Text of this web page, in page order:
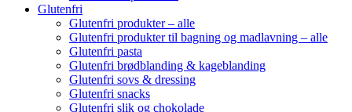
Glutenfri
Glutenfri produkter – alle
Glutenfri produkter til bagning og madlavning – alle
Glutenfri pasta
Glutenfri brødblanding & kageblanding
Glutenfri sovs & dressing
Glutenfri snacks
Glutenfri slik og chokolade